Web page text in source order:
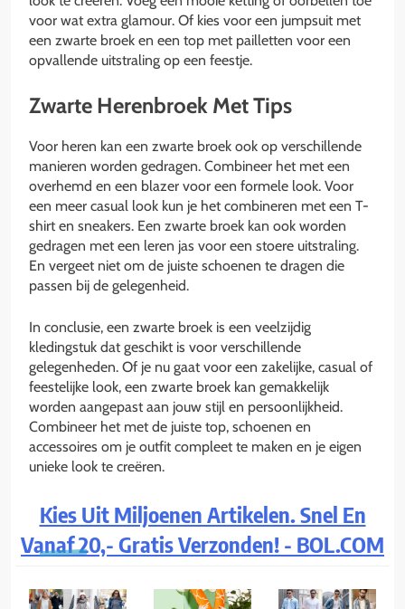
voor wat extra glamour. Of kies voor een jumpsuit met
een zwarte broek en een top met pailletten voor een
opvallende uitstraling op een feestje.
Zwarte Herenbroek Met Tips
Voor heren kan een zwarte broek ook op verschillende
manieren worden gedragen. Combineer het met een
overhemd en een blazer voor een formele look. Voor
een meer casual look kun je het combineren met een T-
shirt en sneakers. Een zwarte broek kan ook worden
gedragen met een leren jas voor een stoere uitstraling.
En vergeet niet om de juiste schoenen te dragen die
passen bij de gelegenheid.
In conclusie, een zwarte broek is een veelzijdig
kledingstuk dat geschikt is voor verschillende
gelegenheden. Of je nu gaat voor een zakelijke, casual of
feestelijke look, een zwarte broek kan gemakkelijk
worden aangepast aan jouw stijl en persoonlijkheid.
Combineer het met de juiste top, schoenen en
accessoires om je outfit compleet te maken en je eigen
unieke look te creëren.
Kies Uit Miljoenen Artikelen. Snel En
Vanaf 20,- Gratis Verzonden! - BOL.COM